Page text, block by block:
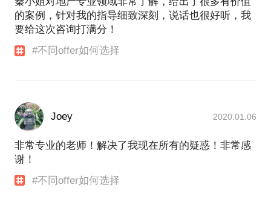
的案例，针对我的指导细致深刻，说话也很好听，我
要给这次咨询打满分！
#不同offer如何选择
Joey 2020.01.06
非常专业的老师！解决了我现在所有的疑惑！非常感
谢！
#不同offer如何选择